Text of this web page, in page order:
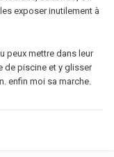
exposer inutilement à
peux mettre dans leur
de piscine et y glisser
enfin moi sa marche.